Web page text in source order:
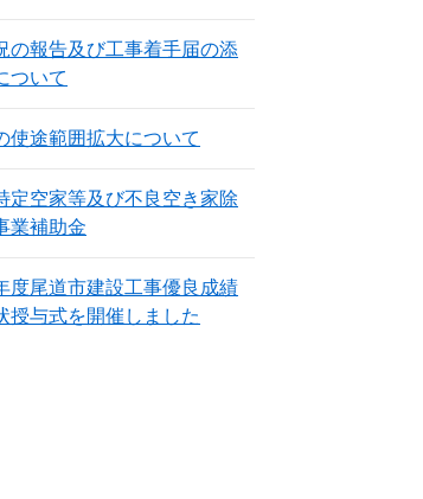
の報告及び工事着手届の添
ついて
使途範囲拡大について
定空家等及び不良空き家除
業補助金
度尾道市建設工事優良成績
授与式を開催しました